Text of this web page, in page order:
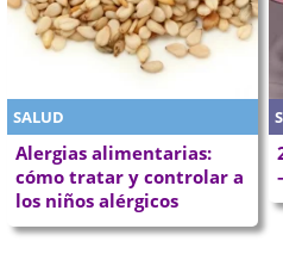
SALUD
Alergias alimentarias:
cómo tratar y controlar a
los niños alérgicos